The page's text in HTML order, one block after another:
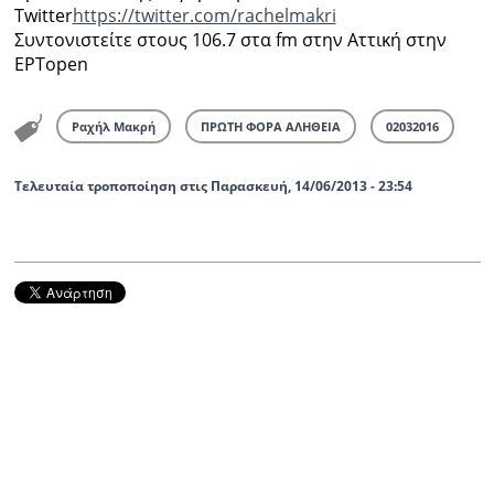
Twitterhttps://twitter.com/rachelmakri
Συντονιστείτε στους 106.7 στα fm στην Αττική στην
ΕΡΤopen
Ραχήλ Μακρή ΠΡΩΤΗ ΦΟΡΑ ΑΛΗΘΕΙΑ 02032016
Τελευταία τροποποίηση στις Παρασκευή, 14/06/2013 - 23:54